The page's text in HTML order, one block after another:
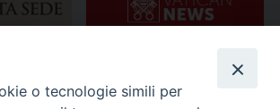
o tecnologie simili per